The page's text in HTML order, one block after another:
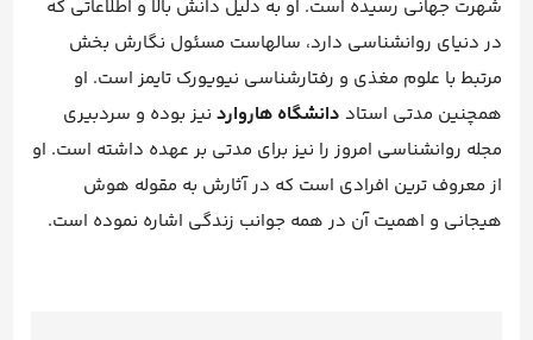
شهرت جهانی رسیده است. او به دلیل دانش بالا و اطلاعاتی که
در دنیای روانشناسی دارد، سالهاست مسئول نگارش بخش
مرتبط با علوم مغذی و رفتارشناسی نیویورک تایمز است. او
همچنین مدتی استاد دانشگاه هاروارد نیز بوده و سردبیری
مجله روانشناسی امروز را نیز برای مدتی بر عهده داشته است. او
از معروف ترین افرادی است که در آثارش به مقوله هوش
هیجانی و اهمیت آن در همه جوانب زندگی اشاره نموده است.